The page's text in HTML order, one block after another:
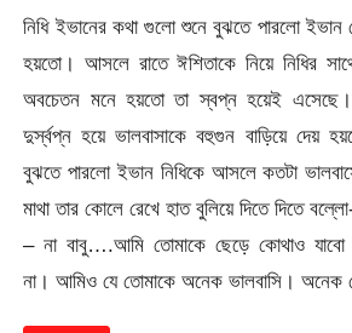
নিধি ইভানের কথা গুলো শুনে বুঝতে পারলো ইভান
হয়তো। আসলে রাতে ঈশিতাকে নিয়ে নিধির
অবচেতন মনে হয়তো তা স্বপ্ন হয়েই
দুর্স্বপ্ন হয়ে ভালবাসাকে বহুগুন বাড়িয়ে দেয়
বুঝতে পারলো ইভান নিধিকে আসলে কতটা
মাথা তার কোলে রেখে হাত বুলিয়ে দিতে দিতে
– না বাবু….আমি তোমাকে ছেড়ে কোথাও
না। আমিও যে তোমাকে অনেক ভালবাসি।